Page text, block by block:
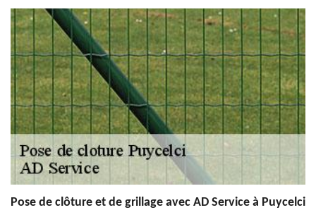
Pose de clôture et de grillage avec AD Service à Puycelci